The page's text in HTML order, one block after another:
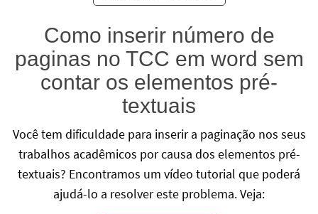
Como inserir número de
paginas no TCC em word sem
contar os elementos pré-
textuais
Você tem dificuldade para inserir a paginação nos seus
trabalhos acadêmicos por causa dos elementos pré-
textuais? Encontramos um vídeo tutorial que poderá
ajudá-lo a resolver este problema. Veja: